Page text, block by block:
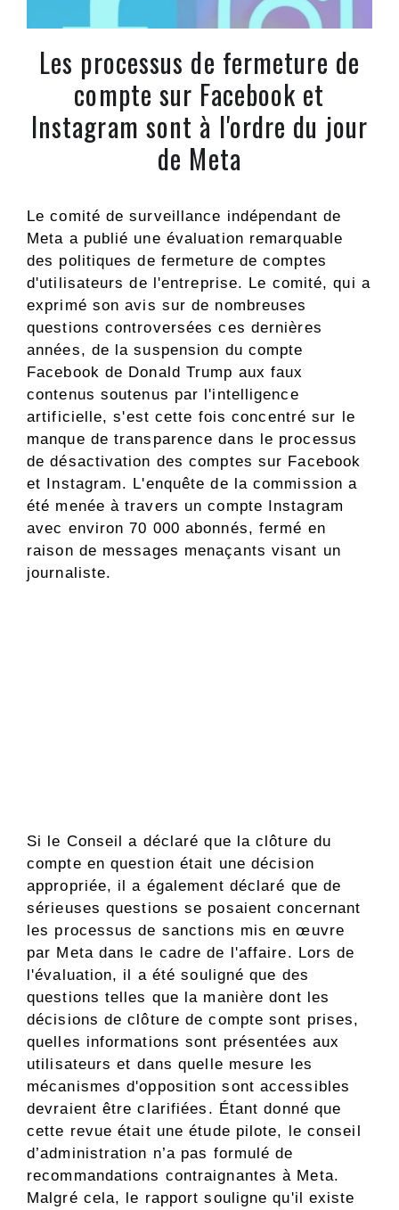
Les processus de fermeture de
compte sur Facebook et
Instagram sont à l'ordre du jour
de Meta
Le comité de surveillance indépendant de
Meta a publié une évaluation remarquable
des politiques de fermeture de comptes
d'utilisateurs de l'entreprise. Le comité, qui a
exprimé son avis sur de nombreuses
questions controversées ces dernières
années, de la suspension du compte
Facebook de Donald Trump aux faux
contenus soutenus par l'intelligence
artificielle, s'est cette fois concentré sur le
manque de transparence dans le processus
de désactivation des comptes sur Facebook
et Instagram. L'enquête de la commission a
été menée à travers un compte Instagram
avec environ 70 000 abonnés, fermé en
raison de messages menaçants visant un
journaliste.
Si le Conseil a déclaré que la clôture du
compte en question était une décision
appropriée, il a également déclaré que de
sérieuses questions se posaient concernant
les processus de sanctions mis en œuvre
par Meta dans le cadre de l'affaire. Lors de
l'évaluation, il a été souligné que des
questions telles que la manière dont les
décisions de clôture de compte sont prises,
quelles informations sont présentées aux
utilisateurs et dans quelle mesure les
mécanismes d'opposition sont accessibles
devraient être clarifiées. Étant donné que
cette revue était une étude pilote, le conseil
d’administration n’a pas formulé de
recommandations contraignantes à Meta.
Malgré cela, le rapport souligne qu'il existe